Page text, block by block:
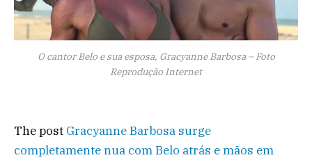
O cantor Belo e sua esposa, Gracyanne Barbosa – Foto
Reprodução Internet
The post Gracyanne Barbosa surge
completamente nua com Belo atrás e mãos em